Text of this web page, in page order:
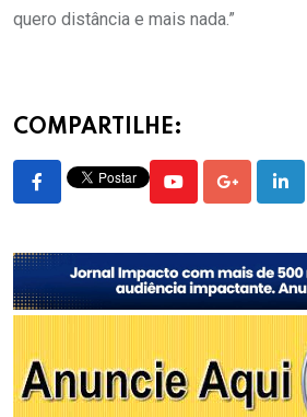
quero distância e mais nada.”
COMPARTILHE:
YoutubeGoogle+